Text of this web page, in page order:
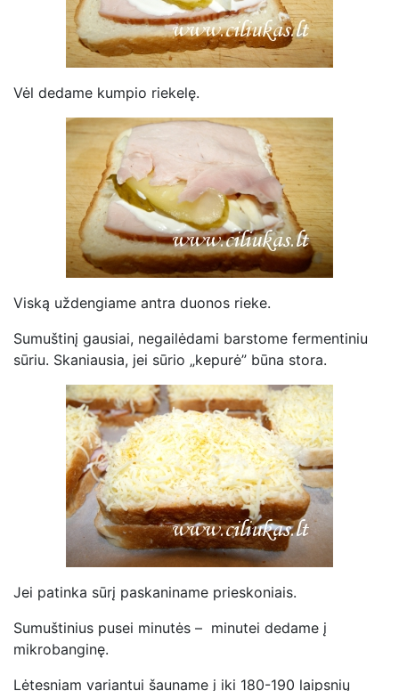
Vėl dedame kumpio riekelę.
Viską uždengiame antra duonos rieke.
Sumuštinį gausiai, negailėdami barstome fermentiniu
sūriu. Skaniausia, jei sūrio „kepurė” būna stora.
Jei patinka sūrį paskaniname prieskoniais.
Sumuštinius pusei minutės – minutei dedame į
mikrobanginę.
Lėtesniam variantui šauname į iki 180-190 laipsnių